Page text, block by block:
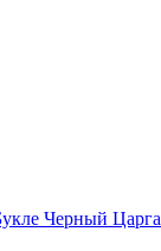
Черный Царга